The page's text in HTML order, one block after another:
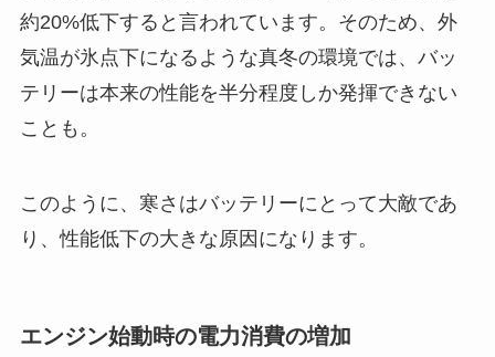
約20%低下すると言われています。そのため、外
気温が氷点下になるような真冬の環境では、バッ
テリーは本来の性能を半分程度しか発揮できない
ことも。
このように、寒さはバッテリーにとって大敵であ
り、性能低下の大きな原因になります。
エンジン始動時の電力消費の増加